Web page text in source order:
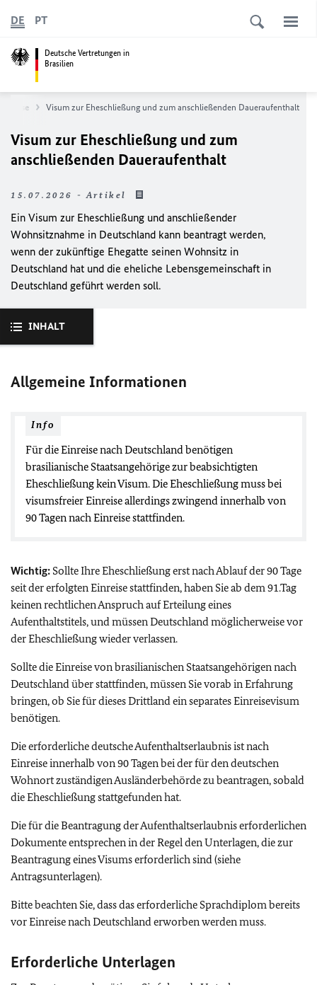
Deutsche Vertretungen in
Brasilien
DE PT
Visum zur Eheschließung und zum anschließenden Daueraufenthalt
Visum zur Eheschließung und zum
anschließenden Daueraufenthalt
15.07.2026 - Artikel
Ein Visum zur Eheschließung und anschließender
Wohnsitznahme in Deutschland kann beantragt werden,
wenn der zukünftige Ehegatte seinen Wohnsitz in
Deutschland hat und die eheliche Lebensgemeinschaft in
Deutschland geführt werden soll.
INHALT
Allgemeine Informationen
Info
Für die Einreise nach Deutschland benötigen
brasilianische Staatsangehörige zur beabsichtigten
Eheschließung kein Visum. Die Eheschließung muss bei
visumsfreier Einreise allerdings zwingend innerhalb von
90 Tagen nach Einreise stattfinden.
Wichtig: Sollte Ihre Eheschließung erst nach Ablauf der 90 Tage
seit der erfolgten Einreise stattfinden, haben Sie ab dem 91.Tag
keinen rechtlichen Anspruch auf Erteilung eines
Aufenthaltstitels, und müssen Deutschland möglicherweise vor
der Eheschließung wieder verlassen.
Sollte die Einreise von brasilianischen Staatsangehörigen nach
Deutschland über stattfinden, müssen Sie vorab in Erfahrung
bringen, ob Sie für dieses Drittland ein separates Einreisevisum
benötigen.
Die erforderliche deutsche Aufenthaltserlaubnis ist nach
Einreise innerhalb von 90 Tagen bei der für den deutschen
Wohnort zuständigen Ausländerbehörde zu beantragen, sobald
die Eheschließung stattgefunden hat.
Die für die Beantragung der Aufenthaltserlaubnis erforderlichen
Dokumente entsprechen in der Regel den Unterlagen, die zur
Beantragung eines Visums erforderlich sind (siehe
Antragsunterlagen).
Bitte beachten Sie, dass das erforderliche Sprachdiplom bereits
vor Einreise nach Deutschland erworben werden muss.
Erforderliche Unterlagen